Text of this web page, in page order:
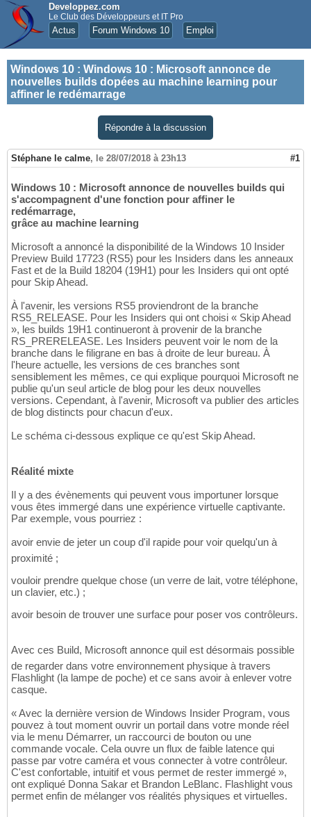
Developpez.com
Le Club des Développeurs et IT Pro
Actus Forum Windows 10 Emploi
Windows 10 : Windows 10 : Microsoft annonce de
nouvelles builds dopées au machine learning pour
affiner le redémarrage
Répondre à la discussion
Stéphane le calme, le 28/07/2018 à 23h13 #1
Windows 10 : Microsoft annonce de nouvelles builds qui
s'accompagnent d'une fonction pour affiner le
redémarrage,
grâce au machine learning
Microsoft a annoncé la disponibilité de la Windows 10 Insider
Preview Build 17723 (RS5) pour les Insiders dans les anneaux
Fast et de la Build 18204 (19H1) pour les Insiders qui ont opté
pour Skip Ahead.
À l'avenir, les versions RS5 proviendront de la branche
RS5_RELEASE. Pour les Insiders qui ont choisi « Skip Ahead
», les builds 19H1 continueront à provenir de la branche
RS_PRERELEASE. Les Insiders peuvent voir le nom de la
branche dans le filigrane en bas à droite de leur bureau. À
l'heure actuelle, les versions de ces branches sont
sensiblement les mêmes, ce qui explique pourquoi Microsoft ne
publie qu'un seul article de blog pour les deux nouvelles
versions. Cependant, à l'avenir, Microsoft va publier des articles
de blog distincts pour chacun d'eux.
Le schéma ci-dessous explique ce qu'est Skip Ahead.
Réalité mixte
Il y a des évènements qui peuvent vous importuner lorsque
vous êtes immergé dans une expérience virtuelle captivante.
Par exemple, vous pourriez :
avoir envie de jeter un coup d'il rapide pour voir quelqu'un à
proximité ;
vouloir prendre quelque chose (un verre de lait, votre téléphone,
un clavier, etc.) ;
avoir besoin de trouver une surface pour poser vos contrôleurs.
Avec ces Build, Microsoft annonce quil est désormais possible
de regarder dans votre environnement physique à travers
Flashlight (la lampe de poche) et ce sans avoir à enlever votre
casque.
« Avec la dernière version de Windows Insider Program, vous
pouvez à tout moment ouvrir un portail dans votre monde réel
via le menu Démarrer, un raccourci de bouton ou une
commande vocale. Cela ouvre un flux de faible latence qui
passe par votre caméra et vous connecter à votre contrôleur.
C'est confortable, intuitif et vous permet de rester immergé »,
ont expliqué Donna Sakar et Brandon LeBlanc. Flashlight vous
permet enfin de mélanger vos réalités physiques et virtuelles.